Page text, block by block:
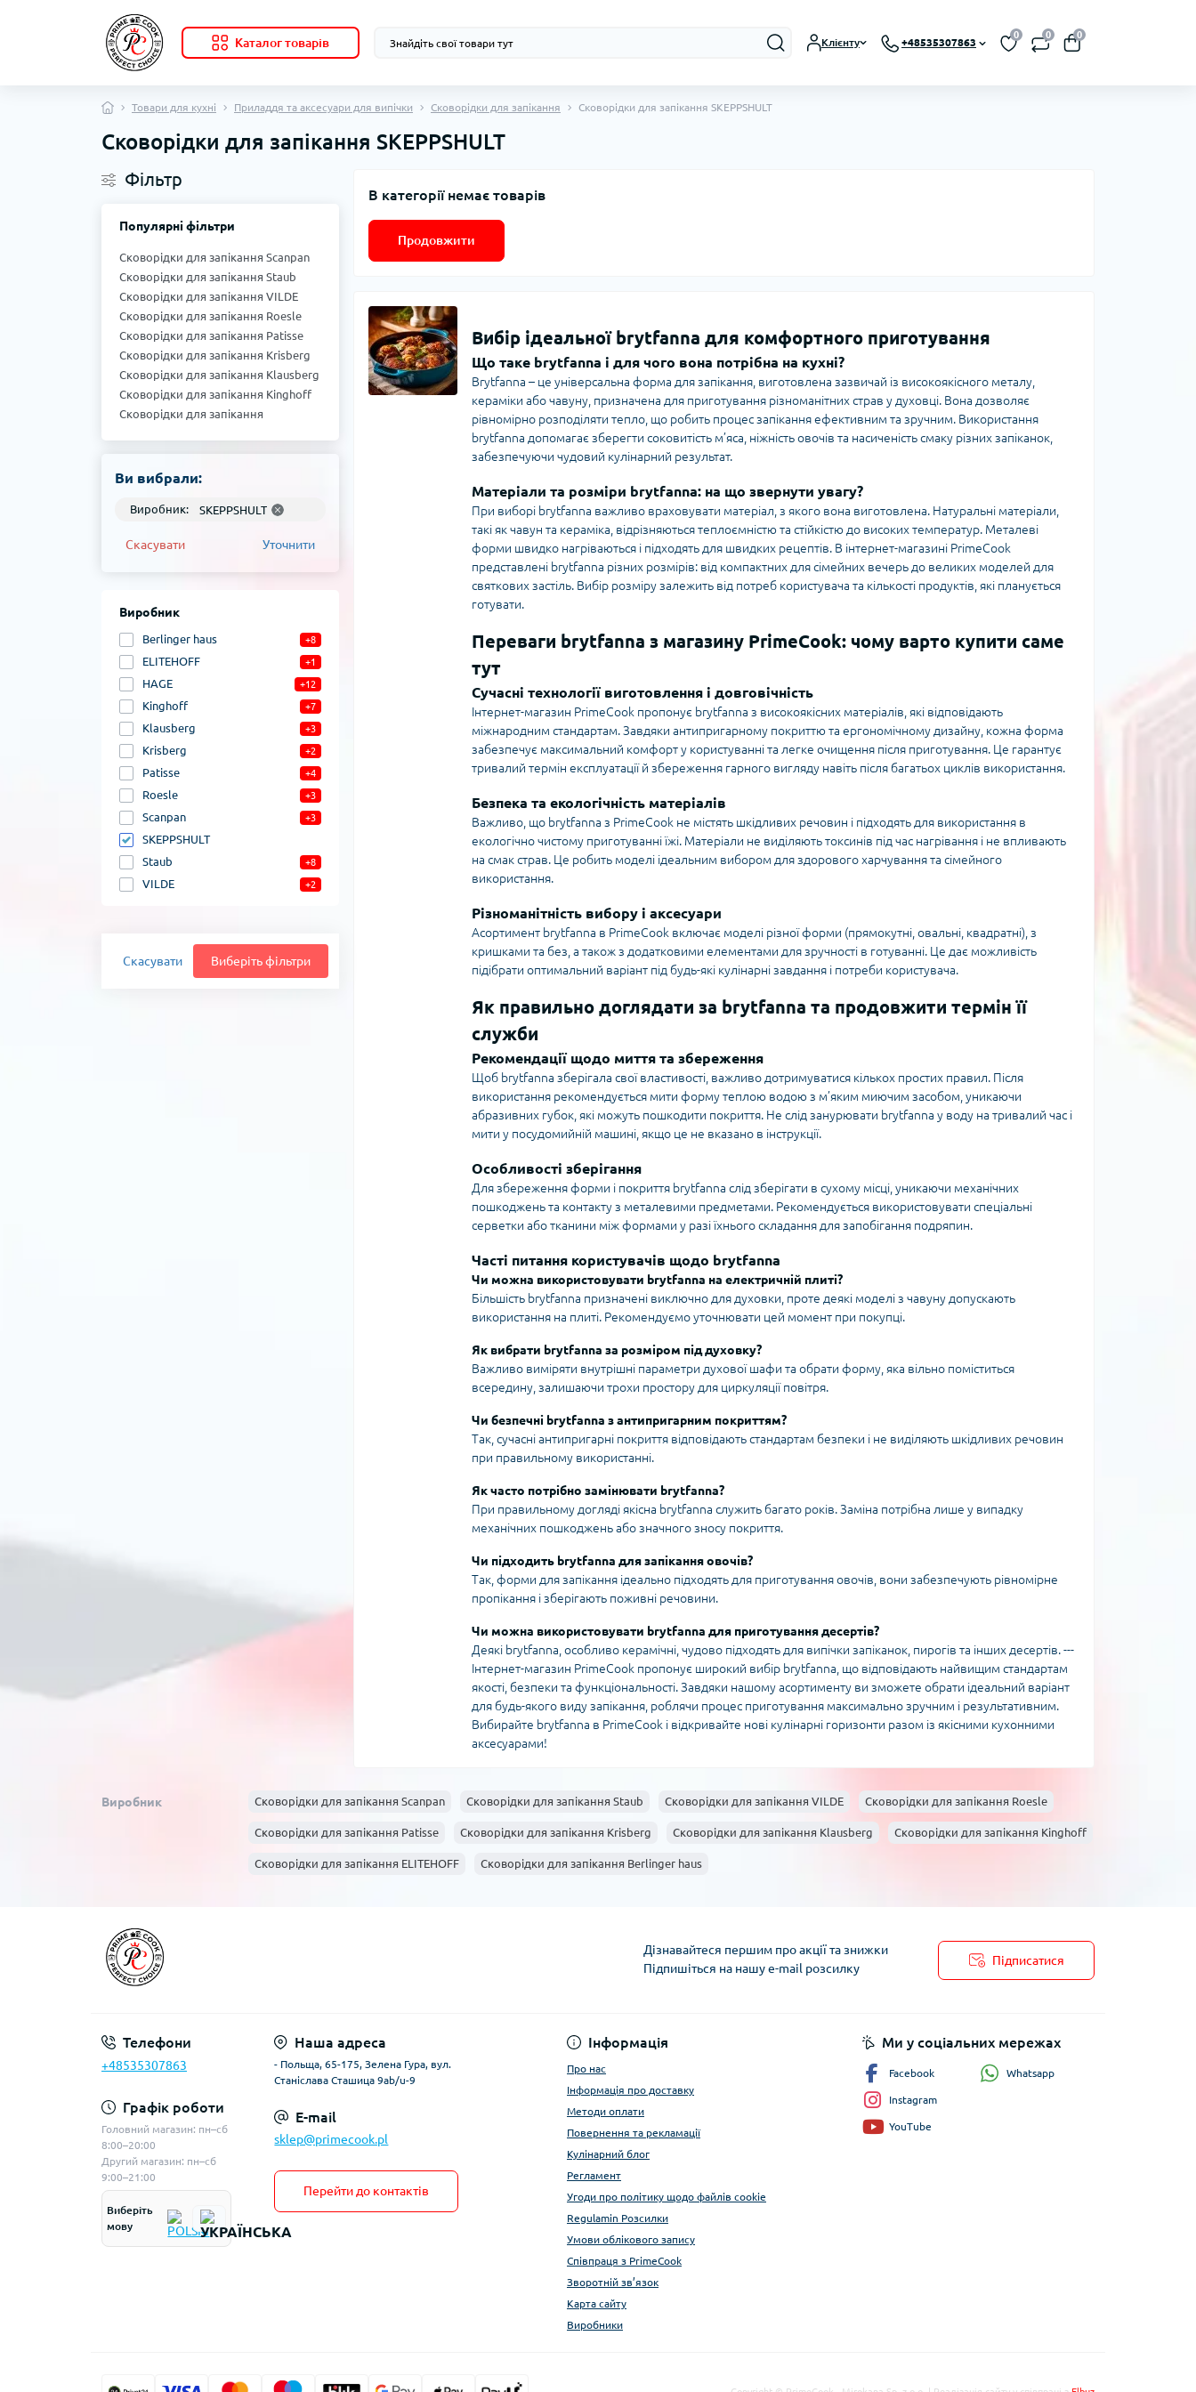
Каталог товарів Клієнту +48535307863
0 0 0
Товари для кухні Приладдя та аксесуари для випічки Сковорідки для запікання Сковорідки для запікання SKEPPSHULT
Сковорідки для запікання SKEPPSHULT
Фільтр
Популярні фільтри
Сковорідки для запікання Scanpan
Сковорідки для запікання Staub
Сковорідки для запікання VILDE
Сковорідки для запікання Roesle
Сковорідки для запікання Patisse
Сковорідки для запікання Krisberg
Сковорідки для запікання Klausberg
Сковорідки для запікання Kinghoff
Сковорідки для запікання
Ви вибрали:
Виробник: SKEPPSHULT
Скасувати Уточнити
Виробник
Berlinger haus +8
ELITEHOFF +1
HAGE +12
Kinghoff +7
Klausberg +3
Krisberg +2
Patisse +4
Roesle +3
Scanpan +3
SKEPPSHULT
Staub
+8
VILDE +2
Скасувати Виберіть фільтри
В категорії немає товарів
Продовжити
Вибір ідеальної brytfanna для комфортного приготування
Що таке brytfanna і для чого вона потрібна на кухні?
Brytfanna – це універсальна форма для запікання, виготовлена зазвичай із високоякісного металу,
кераміки або чавуну, призначена для приготування різноманітних страв у духовці. Вона дозволяє
рівномірно розподіляти тепло, що робить процес запікання ефективним та зручним. Використання
brytfanna допомагає зберегти соковитість м’яса, ніжність овочів та насиченість смаку різних запіканок,
забезпечуючи чудовий кулінарний результат.
Матеріали та розміри brytfanna: на що звернути увагу?
При виборі brytfanna важливо враховувати матеріал, з якого вона виготовлена. Натуральні матеріали,
такі як чавун та кераміка, відрізняються теплоємністю та стійкістю до високих температур. Металеві
форми швидко нагріваються і підходять для швидких рецептів. В інтернет-магазині PrimeCook
представлені brytfanna різних розмірів: від компактних для сімейних вечерь до великих моделей для
святкових застіль. Вибір розміру залежить від потреб користувача та кількості продуктів, які планується
готувати.
Переваги brytfanna з магазину PrimeCook: чому варто купити саме
тут
Сучасні технології виготовлення і довговічність
Інтернет-магазин PrimeCook пропонує brytfanna з високоякісних матеріалів, які відповідають
міжнародним стандартам. Завдяки антипригарному покриттю та ергономічному дизайну, кожна форма
забезпечує максимальний комфорт у користуванні та легке очищення після приготування. Це гарантує
тривалий термін експлуатації й збереження гарного вигляду навіть після багатьох циклів використання.
Безпека та екологічність матеріалів
Важливо, що brytfanna з PrimeCook не містять шкідливих речовин і підходять для використання в
екологічно чистому приготуванні їжі. Матеріали не виділяють токсинів під час нагрівання і не впливають
на смак страв. Це робить моделі ідеальним вибором для здорового харчування та сімейного
використання.
Різноманітність вибору і аксесуари
Асортимент brytfanna в PrimeCook включає моделі різної форми (прямокутні, овальні, квадратні), з
кришками та без, а також з додатковими елементами для зручності в готуванні. Це дає можливість
підібрати оптимальний варіант під будь-які кулінарні завдання і потреби користувача.
Як правильно доглядати за brytfanna та продовжити термін її
служби
Рекомендації щодо миття та збереження
Щоб brytfanna зберігала свої властивості, важливо дотримуватися кількох простих правил. Після
використання рекомендується мити форму теплою водою з м’яким миючим засобом, уникаючи
абразивних губок, які можуть пошкодити покриття. Не слід занурювати brytfanna у воду на тривалий час і
мити у посудомийній машині, якщо це не вказано в інструкції.
Особливості зберігання
Для збереження форми і покриття brytfanna слід зберігати в сухому місці, уникаючи механічних
пошкоджень та контакту з металевими предметами. Рекомендується використовувати спеціальні
серветки або тканини між формами у разі їхнього складання для запобігання подряпин.
Часті питання користувачів щодо brytfanna
Чи можна використовувати brytfanna на електричній плиті?
Більшість brytfanna призначені виключно для духовки, проте деякі моделі з чавуну допускають
використання на плиті. Рекомендуємо уточнювати цей момент при покупці.
Як вибрати brytfanna за розміром під духовку?
Важливо виміряти внутрішні параметри духової шафи та обрати форму, яка вільно поміститься
всередину, залишаючи трохи простору для циркуляції повітря.
Чи безпечні brytfanna з антипригарним покриттям?
Так, сучасні антипригарні покриття відповідають стандартам безпеки і не виділяють шкідливих речовин
при правильному використанні.
Як часто потрібно замінювати brytfanna?
При правильному догляді якісна brytfanna служить багато років. Заміна потрібна лише у випадку
механічних пошкоджень або значного зносу покриття.
Чи підходить brytfanna для запікання овочів?
Так, форми для запікання ідеально підходять для приготування овочів, вони забезпечують рівномірне
пропікання і зберігають поживні речовини.
Чи можна використовувати brytfanna для приготування десертів?
Деякі brytfanna, особливо керамічні, чудово підходять для випічки запіканок, пирогів та інших десертів. ---
Інтернет-магазин PrimeCook пропонує широкий вибір brytfanna, що відповідають найвищим стандартам
якості, безпеки та функціональності. Завдяки нашому асортименту ви зможете обрати ідеальний варіант
для будь-якого виду запікання, роблячи процес приготування максимально зручним і результативним.
Вибирайте brytfanna в PrimeCook і відкривайте нові кулінарні горизонти разом із якісними кухонними
аксесуарами!
Виробник Сковорідки для запікання Scanpan Сковорідки для запікання Staub Сковорідки для запікання VILDE Сковорідки для запікання Roesle
Сковорідки для запікання Patisse Сковорідки для запікання Krisberg Сковорідки для запікання Klausberg Сковорідки для запікання Kinghoff
Сковорідки для запікання ELITEHOFF Сковорідки для запікання Berlinger haus
Дізнавайтеся першим про акції та знижки
Підпишіться на нашу e-mail розсилку
Підписатися
Телефони
+48535307863
Графік роботи
Головний магазин: пн–сб
8:00–20:00
Другий магазин: пн–сб
9:00–21:00
Виберіть
мову
Наша адреса
- Польща, 65-175, Зелена Гура, вул.
Станіслава Сташица 9ab/u-9
E-mail
sklep@primecook.pl
Перейти до контактів
Інформація
Про нас
Інформація про доставку
Методи оплати
Повернення та рекламації
Кулінарний блог
Регламент
Угоди про політику щодо файлів cookie
Regulamin Розсилки
Умови облікового запису
Співпраця з PrimeCook
Зворотній зв’язок
Карта сайту
Виробники
Ми у соціальних мережах
Facebook
Instagram
YouTube
Whatsapp